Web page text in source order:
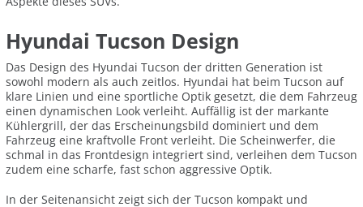
Hyundai Tucson Design
Das Design des Hyundai Tucson der dritten Generation ist
sowohl modern als auch zeitlos. Hyundai hat beim Tucson auf
klare Linien und eine sportliche Optik gesetzt, die dem Fahrzeug
einen dynamischen Look verleiht. Auffällig ist der markante
Kühlergrill, der das Erscheinungsbild dominiert und dem
Fahrzeug eine kraftvolle Front verleiht. Die Scheinwerfer, die
schmal in das Frontdesign integriert sind, verleihen dem Tucson
zudem eine scharfe, fast schon aggressive Optik.
In der Seitenansicht zeigt sich der Tucson kompakt und